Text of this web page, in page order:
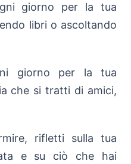
giorno per la tua
libri o ascoltando
giorno per la tua
che si tratti di amici,
rifletti sulla tua
e su ciò che hai